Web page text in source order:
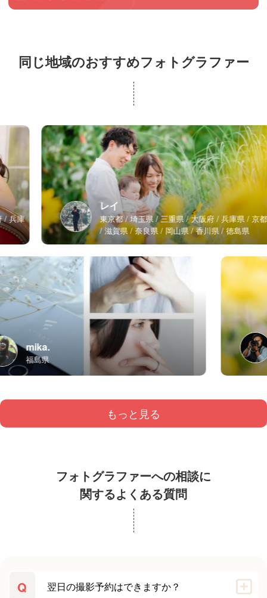
同じ地域のおすすめフォトグラファー
レイ
東京都 埼玉県 三重県 大阪府 兵庫県
京都府
滋賀県
奈良県 岡山県 香川県 徳島県
もっと見る
フォトグラファーへの相談に
関するよくある質問
Q 翌日の撮影予約はできますか？